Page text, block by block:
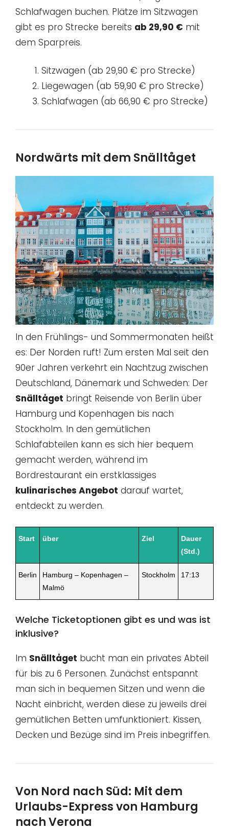
Schlafwagen buchen. Plätze im Sitzwagen
gibt es pro Strecke bereits ab 29,90 € mit
dem Sparpreis.
Sitzwagen (ab 29,90 € pro Strecke)
Liegewagen (ab 59,90 € pro Strecke)
Schlafwagen (ab 66,90 € pro Strecke)
Nordwärts mit dem Snälltåget
In den Frühlings- und Sommermonaten heißt
es: Der Norden ruft! Zum ersten Mal seit den
90er Jahren verkehrt ein Nachtzug zwischen
Deutschland, Dänemark und Schweden: Der
Snälltåget bringt Reisende von Berlin über
Hamburg und Kopenhagen bis nach
Stockholm. In den gemütlichen
Schlafabteilen kann es sich hier bequem
gemacht werden, während im
Bordrestaurant ein erstklassiges
kulinarisches Angebot darauf wartet,
entdeckt zu werden.
Start über Ziel
Dauer
(Std.)
Berlin
Hamburg – Kopenhagen –
Malmö
Stockholm 17:13
Welche Ticketoptionen gibt es und was ist
inklusive?
Im Snälltåget bucht man ein privates Abteil
für bis zu 6 Personen. Zunächst entspannt
man sich in bequemen Sitzen und wenn die
Nacht einbricht, werden diese zu jeweils drei
gemütlichen Betten umfunktioniert. Kissen,
Decken und Bezüge sind im Preis inbegriffen.
Von Nord nach Süd: Mit dem
Urlaubs-Express von Hamburg
nach Verona